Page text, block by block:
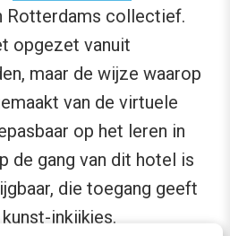
Rotterdams collectief.
opgezet vanuit
maar de wijze waarop
van de virtuele
op het leren in
de gang van dit hotel is
die toegang geeft
inkijkjes.